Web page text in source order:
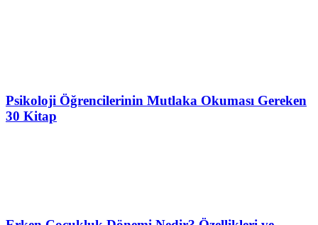
Psikoloji Öğrencilerinin Mutlaka Okuması Gereken
30 Kitap